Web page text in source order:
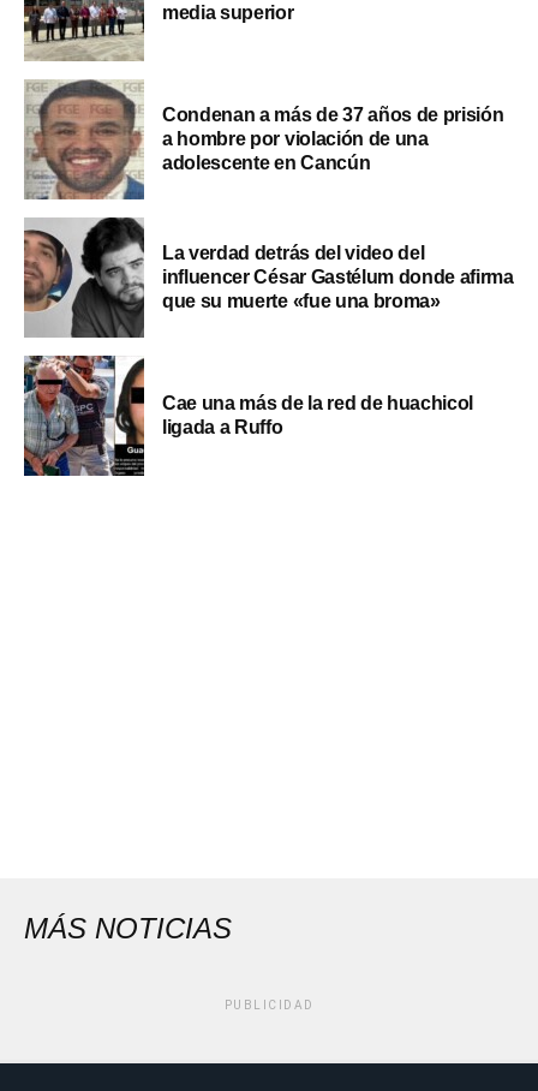
media superior
Condenan a más de 37 años de prisión
a hombre por violación de una
adolescente en Cancún
La verdad detrás del video del
influencer César Gastélum donde afirma
que su muerte «fue una broma»
Cae una más de la red de huachicol
ligada a Ruffo
MÁS NOTICIAS
PUBLICIDAD